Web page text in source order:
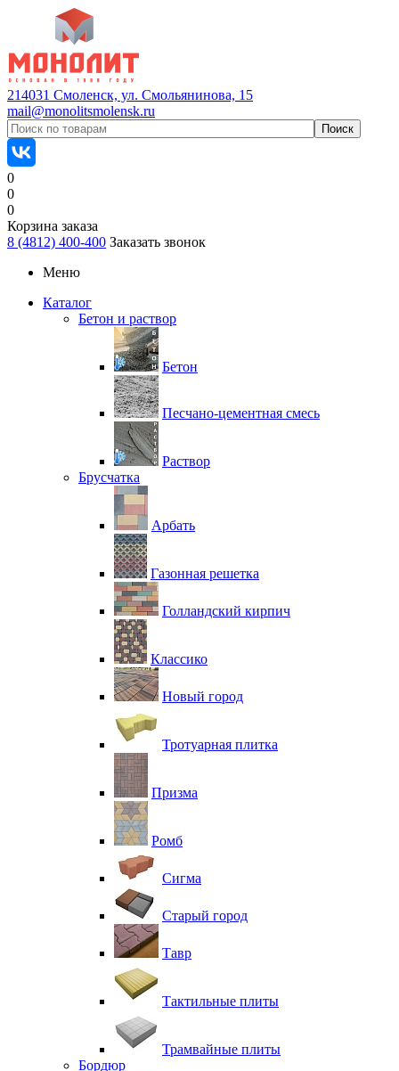
214031 Смоленск, ул. Смольянинова, 15
mail@monolitsmolensk.ru
0
0
0
Корзина заказа
8 (4812) 400-400 Заказать звонок
Меню
Каталог
Бетон и раствор
Бетон
Песчано-цементная смесь
Раствор
Брусчатка
Арбать
Газонная решетка
Голландский кирпич
Классико
Новый город
Тротуарная плитка
Призма
Ромб
Сигма
Старый город
Тавр
Тактильные плиты
Трамвайные плиты
Бордюр